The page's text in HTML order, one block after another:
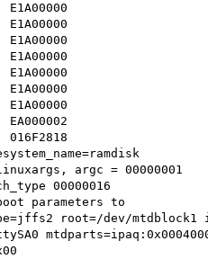
E1A00000
E1A00000
E1A00000
E1A00000
E1A00000
E1A00000
E1A00000
EA000002
016F2818
argc = 00000001
00000016
parameters to
root=/dev/